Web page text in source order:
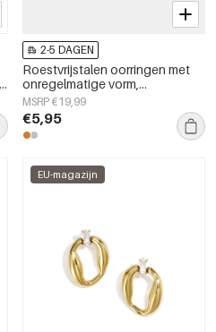
2-5 DAGEN
Roestvrijstalen oorringen met
onregelmatige vorm,
eenvoudige, alledaagse serie,
damessieraden
MSRP €19,99
€5,95
EU-magazijn